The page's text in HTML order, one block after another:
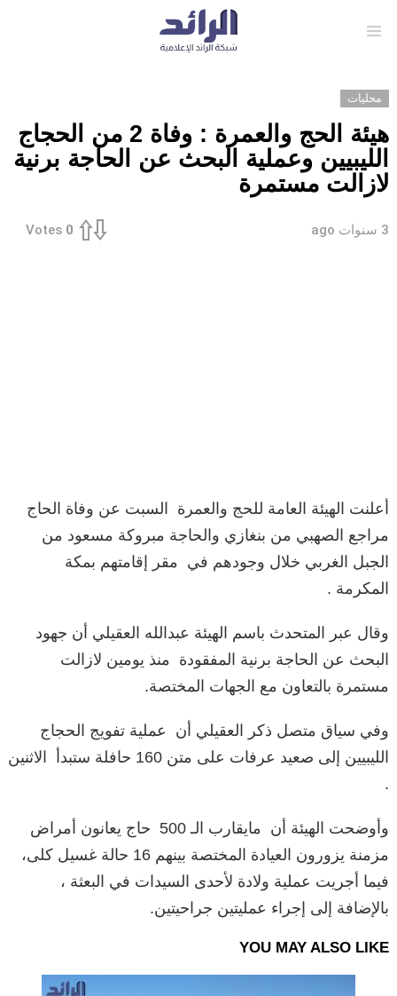
محليات
هيئة الحج والعمرة : وفاة 2 من الحجاج
الليبيين وعملية البحث عن الحاجة برنية
لازالت مستمرة
3 سنوات ago 0
Votes
أعلنت الهيئة العامة للحج والعمرة السبت عن وفاة الحاج
مراجع الصهبي من بنغازي والحاجة مبروكة مسعود من
الجبل الغربي خلال وجودهم في مقر إقامتهم بمكة
المكرمة .
وقال عبر المتحدث باسم الهيئة عبدالله العقيلي أن جهود
البحث عن الحاجة برنية المفقودة منذ يومين لازالت
مستمرة بالتعاون مع الجهات المختصة.
وفي سياق متصل ذكر العقيلي أن عملية تفويج الحجاج
الليبيين إلى صعيد عرفات على متن 160 حافلة ستبدأ الاثنين
.
وأوضحت الهيئة أن مايقارب الـ 500 حاج يعانون أمراض
مزمنة يزورون العيادة المختصة بينهم 16 حالة غسيل كلى،
فيما أجريت عملية ولادة لأحدى السيدات في البعثة ،
بالإضافة إلى إجراء عمليتين جراحيتين.
YOU MAY ALSO LIKE